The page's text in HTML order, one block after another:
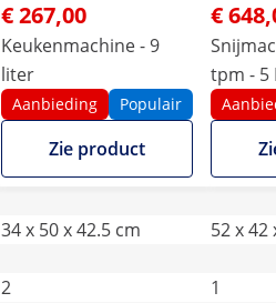
€ 267,00
Keukenmachine - 9
liter
Aanbieding Populair
Zie product
€
tpm - 5
34 x 50 x 42.5 cm
52 x 42
2
1